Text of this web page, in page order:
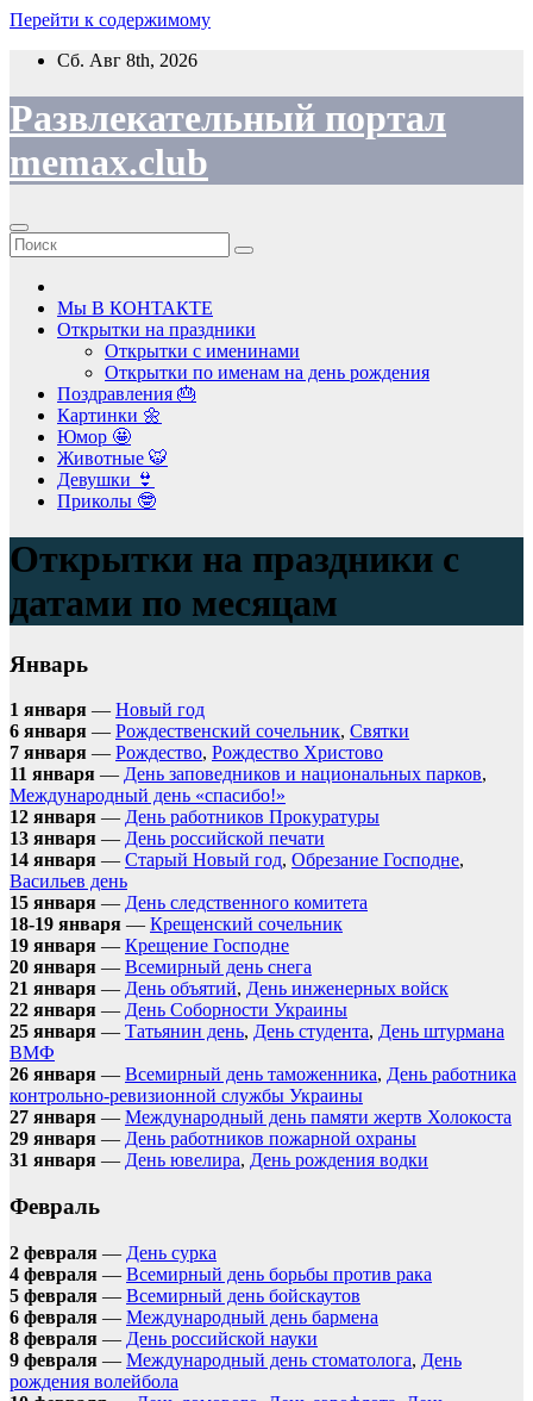
Перейти к содержимому
Сб. Авг 8th, 2026
Развлекательный портал
memax.club
Мы В КОНТАКТЕ
Открытки на праздники
Открытки с именинами
Открытки по именам на день рождения
Поздравления 🎂
Картинки 🌼
Юмор 🤩
Животные 🐯
Девушки 👙
Приколы 🤓
Открытки на праздники с
датами по месяцам
Январь
1 января — Новый год
6 января — Рождественский сочельник, Святки
7 января — Рождество, Рождество Христово
11 января — День заповедников и национальных парков,
Международный день «спасибо!»
12 января — День работников Прокуратуры
13 января — День российской печати
14 января — Старый Новый год, Обрезание Господне,
Васильев день
15 января — День следственного комитета
18-19 января — Крещенский сочельник
19 января — Крещение Господне
20 января — Всемирный день снега
21 января — День объятий, День инженерных войск
22 января — День Соборности Украины
25 января — Татьянин день, День студента, День штурмана
ВМФ
26 января — Всемирный день таможенника, День работника
контрольно-ревизионной службы Украины
27 января — Международный день памяти жертв Холокоста
29 января — День работников пожарной охраны
31 января — День ювелира, День рождения водки
Февраль
2 февраля — День сурка
4 февраля — Всемирный день борьбы против рака
5 февраля — Всемирный день бойскаутов
6 февраля — Международный день бармена
8 февраля — День российской науки
9 февраля — Международный день стоматолога, День
рождения волейбола